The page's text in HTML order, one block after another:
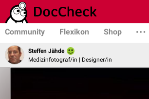
Community Flexikon Shop
Steffen Jähde
Medizinfotograf/in | Designer/in